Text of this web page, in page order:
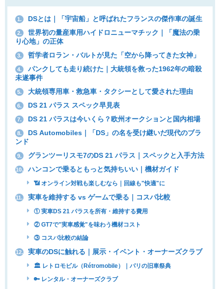
1. DSとは｜「宇宙船」と呼ばれたフランスの傑作車の誕生
2.
世界初の量産車用ハイドロニューマチック｜「魔法の乗
り心地」の正体
3. 哲学者ロラン・バルトが見た「空から降ってきた女神」
4.
パンクしても走り続けた｜大統領を救った1962年の暗殺
未遂事件
5. 大統領専用車・救急車・タクシーとして愛された理由
6. DS 21 パラス スペック早見表
7. DS 21 パラスは今いくら？欧州オークションと国内相場
8.
DS Automobiles｜「DS」の名を受け継いだ現代のブラ
ンド
9. グランツーリスモ7のDS 21 パラス｜スペックと入手方法
10. ハンコンで乗るともっと気持ちいい｜機材ガイド
📶 オンライン対戦も楽しむなら｜回線も"快適"に
11. 実車を維持する vs ゲームで乗る｜コスパ比較
① 実車DS 21 パラスを所有・維持する費用
② GT7で"実車感覚"を味わう機材コスト
③ コスパ比較の結論
12. 実車のDSに触れる｜展示・イベント・オーナーズクラブ
🏛 レトロモビル（Rétromobile）｜パリの旧車祭典
🔑 レンタル・オーナーズクラブ